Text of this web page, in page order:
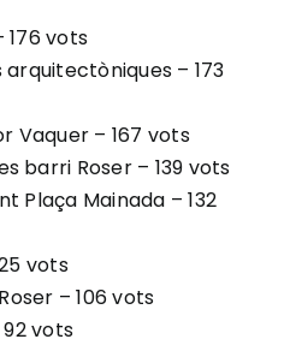
vots
– 173
Vaquer – 167 vots
barri Roser – 139 vots
Plaça Mainada – 132
vots
– 106 vots
vots